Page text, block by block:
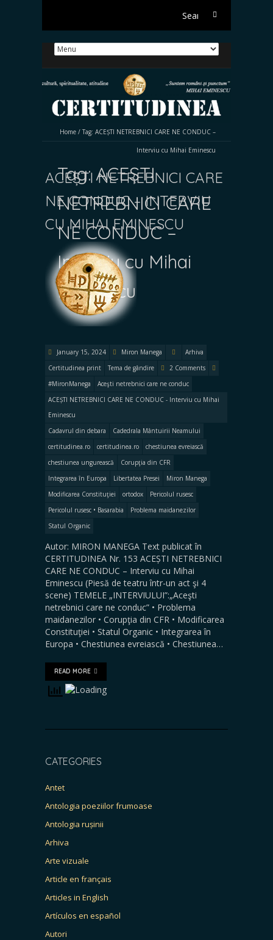
Search
Home / Tag: ACEȘTI NETREBNICI CARE NE CONDUC –
Interviu cu Mihai Eminescu
Tag:ACEȘTI
NETREBNICI CARE
NE CONDUC –
Interviu cu Mihai
Eminescu
ACEȘTI NETREBNICI CARE
NE CONDUC – INTERVIU
CU MIHAI EMINESCU
January 15, 2024 Miron Manega
Arhiva
Certitudinea print
Tema de gândire
2 Comments
#MironManega
Aceşti netrebnici care ne conduc
ACEȘTI NETREBNICI CARE NE CONDUC - Interviu cu Mihai
Eminescu
Cadavrul din debara
Cadedrala Mântuirii Neamului
certitudinea.ro
certitudinea.ro
chestiunea evreiască
chestiunea ungurească
Corupţia din CFR
Integrarea în Europa
Libertatea Presei
Miron Manega
Modificarea Constituţiei
ortodox
Pericolul rusesc
Pericolul rusesc • Basarabia
Problema maidanezilor
Statul Organic
Autor: MIRON MANEGA Text publicat în
CERTITUDINEA Nr. 153 ACEȘTI NETREBNICI
CARE NE CONDUC – Interviu cu Mihai
Eminescu (Piesă de teatru într-un act şi 4
scene) TEMELE „INTERVIULUI”:„Aceşti
netrebnici care ne conduc” • Problema
maidanezilor • Corupţia din CFR • Modificarea
Constituţiei • Statul Organic • Integrarea în
Europa • Chestiunea evreiască • Chestiunea…
READ MORE
CATEGORIES
Antet
Antologia poeziilor frumoase
Antologia rușinii
Arhiva
Arte vizuale
Article en français
Articles in English
Artículos en español
Autori